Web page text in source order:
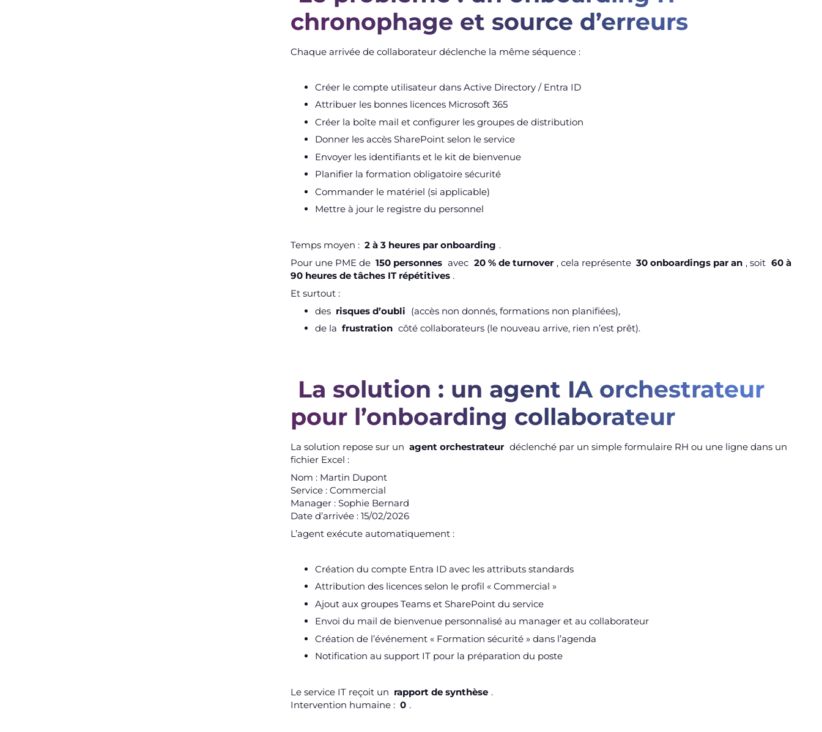
chronophage et source d’erreurs
Chaque arrivée de collaborateur déclenche la même séquence :
Créer le compte utilisateur dans Active Directory / Entra ID
Attribuer les bonnes licences Microsoft 365
Créer la boîte mail et configurer les groupes de distribution
Donner les accès SharePoint selon le service
Envoyer les identifiants et le kit de bienvenue
Planifier la formation obligatoire sécurité
Commander le matériel (si applicable)
Mettre à jour le registre du personnel
Temps moyen : 2 à 3 heures par onboarding .
Pour une PME de 150 personnes avec 20 % de turnover , cela représente 30 onboardings par an , soit 60 à
90 heures de tâches IT répétitives .
Et surtout :
des risques d’oubli (accès non donnés, formations non planifiées),
de la frustration côté collaborateurs (le nouveau arrive, rien n’est prêt).
La solution : un agent IA orchestrateur
pour l’onboarding collaborateur
La solution repose sur un agent orchestrateur déclenché par un simple formulaire RH ou une ligne dans un
fichier Excel :
Nom : Martin Dupont
Service : Commercial
Manager : Sophie Bernard
Date d’arrivée : 15/02/2026
L’agent exécute automatiquement :
Création du compte Entra ID avec les attributs standards
Attribution des licences selon le profil « Commercial »
Ajout aux groupes Teams et SharePoint du service
Envoi du mail de bienvenue personnalisé au manager et au collaborateur
Création de l’événement « Formation sécurité » dans l’agenda
Notification au support IT pour la préparation du poste
Le service IT reçoit un rapport de synthèse .
Intervention humaine : 0 .